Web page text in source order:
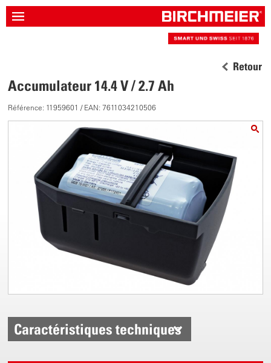
Retour
Accumulateur 14.4 V / 2.7 Ah
Référence: 11959601 / EAN: 7611034210506
Caractéristiques techniques